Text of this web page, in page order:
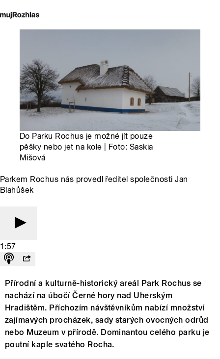
Do Parku Rochus je možné jít pouze
pěšky nebo jet na kole | Foto: Saskia
Mišová
Parkem Rochus nás provedl ředitel společnosti Jan
Blahůšek
1:57
Přírodní a kulturně-historický areál Park Rochus se
nachází na úbočí Černé hory nad Uherským
Hradištěm. Příchozím návštěvníkům nabízí množství
zajímavých procházek, sady starých ovocných odrůd
nebo Muzeum v přírodě. Dominantou celého parku je
poutní kaple svatého Rocha.